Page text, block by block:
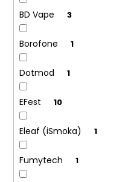
BD Vape 3
Borofone 1
Dotmod 1
EFest 10
Eleaf (iSmoka) 1
Fumytech 1